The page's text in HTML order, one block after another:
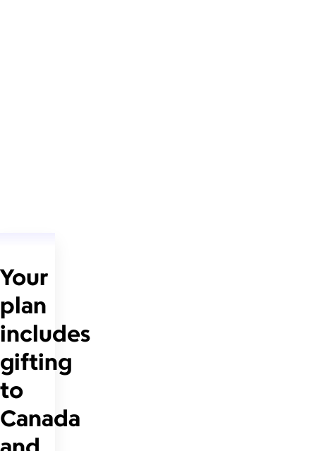
Your
plan
includes
gifting
to
Canada